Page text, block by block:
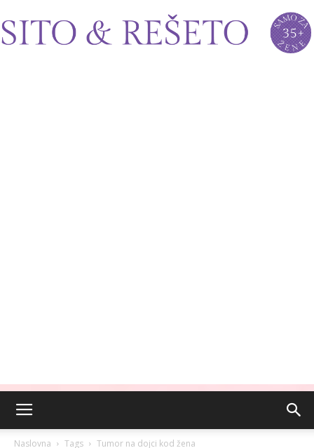
Naslovna Tags Tumor na dojci kod žena